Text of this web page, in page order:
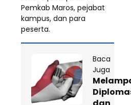
Pemkab Maros, pejabat
kampus, dan para
peserta.
Baca
Juga